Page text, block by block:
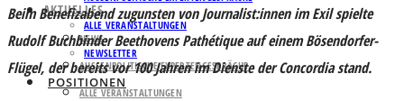
ALLE VERANSTALTUNGEN
NEWSLETTER
POSITIONEN
AKTUELLES
NEWS
AUSSENPOLITISCHE EXPERTENGESPRÄCHE
ALLE VERANSTALTUNGEN
Beim Benefizabend zugunsten von Journalist:innen im Exil spielte
Rudolf Buchbinder Beethovens Pathétique auf einem Bösendorfer-
Flügel, der bereits vor 100 Jahren im Dienste der Concordia stand.